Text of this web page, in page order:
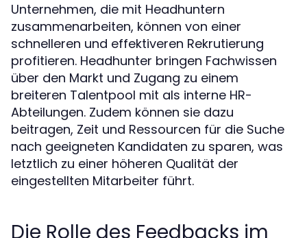
Unternehmen, die mit Headhuntern
zusammenarbeiten, können von einer
schnelleren und effektiveren Rekrutierung
profitieren. Headhunter bringen Fachwissen
über den Markt und Zugang zu einem
breiteren Talentpool mit als interne HR-
Abteilungen. Zudem können sie dazu
beitragen, Zeit und Ressourcen für die Suche
nach geeigneten Kandidaten zu sparen, was
letztlich zu einer höheren Qualität der
eingestellten Mitarbeiter führt.
Die Rolle des Feedbacks im